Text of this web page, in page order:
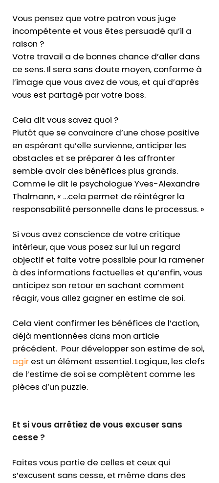
Vous pensez que votre patron vous juge
incompétente et vous êtes persuadé qu’il a
raison ?
Votre travail a de bonnes chance d’aller dans
ce sens. Il sera sans doute moyen, conforme à
l’image que vous avez de vous, et qui d’après
vous est partagé par votre boss.
Cela dit vous savez quoi ?
Plutôt que se convaincre d’une chose positive
en espérant qu’elle survienne, anticiper les
obstacles et se préparer à les affronter
semble avoir des bénéfices plus grands.
Comme le dit le psychologue Yves-Alexandre
Thalmann, « …cela permet de réintégrer la
responsabilité personnelle dans le processus. »
Si vous avez conscience de votre critique
intérieur, que vous posez sur lui un regard
objectif et faite votre possible pour la ramener
à des informations factuelles et qu’enfin, vous
anticipez son retour en sachant comment
réagir, vous allez gagner en estime de soi.
Cela vient confirmer les bénéfices de l’action,
déjà mentionnées dans mon article
précédent. Pour développer son estime de soi,
agir est un élément essentiel. Logique, les clefs
de l’estime de soi se complètent comme les
pièces d’un puzzle.
Et si vous arrêtiez de vous excuser sans
cesse ?
Faites vous partie de celles et ceux qui
s’excusent sans cesse, et même dans des